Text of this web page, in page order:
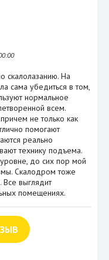
скалолазанию. На
сама убедиться в том,
нормальное
всем.
не только как
помогают
реально
технику подъема.
до сих пор мой
Скалодром тоже
Все выглядит
помещениях.